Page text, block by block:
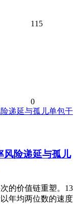
115
0
风险递延与孤儿
的价值链重塑。13
年均两位数的速度